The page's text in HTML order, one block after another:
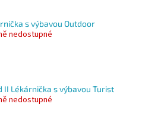
s výbavou Outdoor
nedostupné
II Lékárnička s výbavou Turist
nedostupné